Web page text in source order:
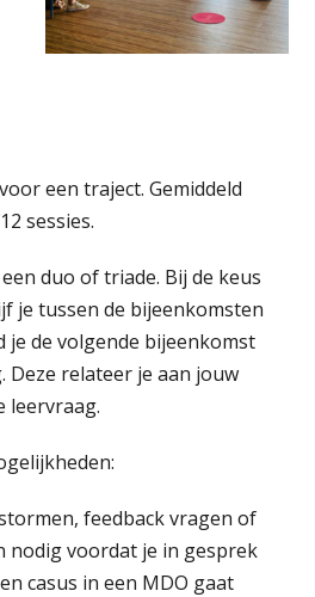
een traject. Gemiddeld
sessies.
duo of triade. Bij de keus
je tussen de bijeenkomsten
je de volgende bijeenkomst
Deze relateer je aan jouw
leervraag.
feedback vragen of
nodig voordat je in gesprek
casus in een MDO gaat